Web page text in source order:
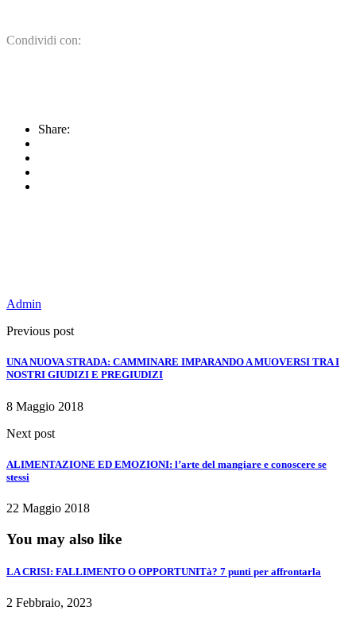
Condividi con:
Share:
Admin
Previous post
UNA NUOVA STRADA: CAMMINARE IMPARANDO A MUOVERSI TRA I
NOSTRI GIUDIZI E PREGIUDIZI
8 Maggio 2018
Next post
ALIMENTAZIONE ED EMOZIONI: l’arte del mangiare e conoscere se
stessi
22 Maggio 2018
You may also like
LA CRISI: FALLIMENTO O OPPORTUNITà? 7 punti per affrontarla
2 Febbraio, 2023